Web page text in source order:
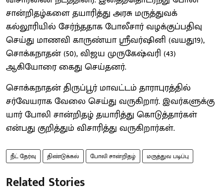
சான்றிதழ்களை தயாரித்து அரசு மருத்துவக்
கல்லூரியில் சேர்ந்ததாக போலீசார் வழக்குப்பதிவு
செய்து மாணவி காருண்யா ஸ்ரீவர்ஷினி (வயது19),
சொக்கநாதன் (50), விஜய முருகேஷ்வரி (43)
ஆகியோரை கைது செய்தனர்.
சொக்கநாதன் திருப்பூர் மாவட்டம் தாராபுரத்தில்
சர்வேயராக வேலை செய்து வருகிறார். இவர்களுக்கு
யார் போலி சான்றிதழ் தயாரித்து கொடுத்தார்கள்
என்பது குறித்தும் விசாரித்து வருகிறார்கள்.
நீட் தேர்வு திண்டுக்கல் போலி சான்றிதழ் மருத்துவ படிப்பு
Related Stories